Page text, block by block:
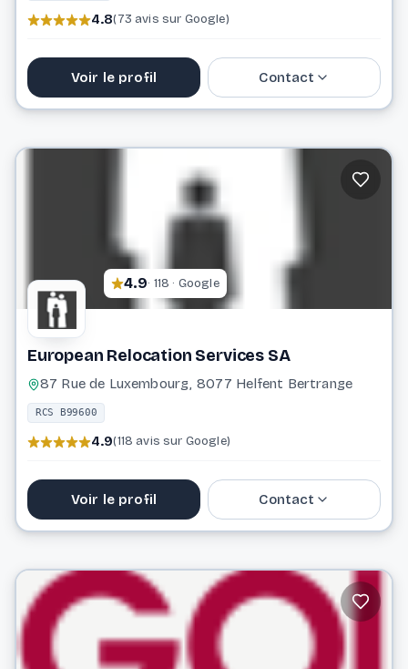
4.8(73 avis sur Google)
Voir le profil Contact
info@demenagements-faber.lu
4.9· 118 · Google
European Relocation Services SA
87 Rue de Luxembourg, 8077 Helfent Bertrange
RCS B99600
4.9(118 avis sur Google)
Voir le profil Contact
info@erslux.lu
Website